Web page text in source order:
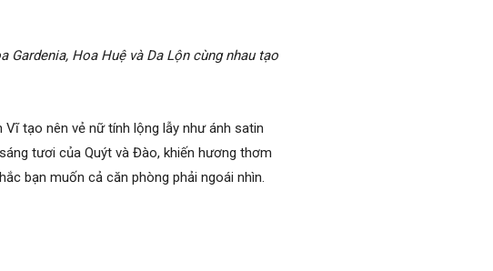
Gardenia, Hoa Huệ và Da Lộn cùng nhau tạo
Vĩ tạo nên vẻ nữ tính lộng lẫy như ánh satin
tươi của Quýt và Đào, khiến hương thơm
bạn muốn cả căn phòng phải ngoái nhìn.